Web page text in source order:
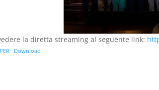
la diretta streaming al seguente link:
Download